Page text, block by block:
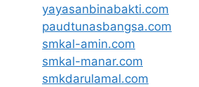
yayasanbinabakti.com
paudtunasbangsa.com
smkal-amin.com
smkal-manar.com
smkdarulamal.com